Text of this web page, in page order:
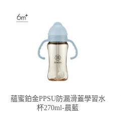
蘊蜜鉑金PPSU防漏滑蓋學習水
杯270ml-晨藍